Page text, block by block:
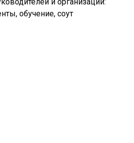
обучение, соут